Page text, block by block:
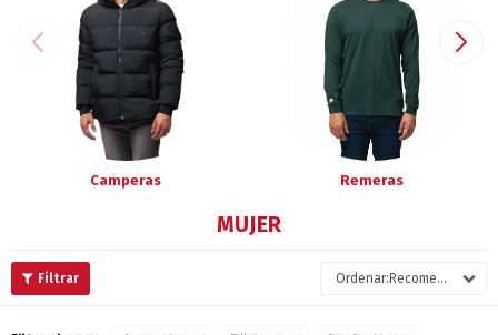
Camperas Remeras
MUJER
Recomendados